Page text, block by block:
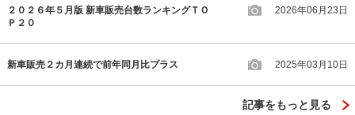
２０２６年５月版 新車販売台数ランキングＴＯ
Ｐ２０
2026年06月23日
新車販売２カ月連続で前年同月比プラス 2025年03月10日
記事をもっと見る